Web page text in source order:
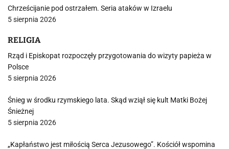
Chrześcijanie pod ostrzałem. Seria ataków w Izraelu
5 sierpnia 2026
RELIGIA
Rząd i Episkopat rozpoczęły przygotowania do wizyty papieża w
Polsce
5 sierpnia 2026
Śnieg w środku rzymskiego lata. Skąd wziął się kult Matki Bożej
Śnieżnej
5 sierpnia 2026
„Kapłaństwo jest miłością Serca Jezusowego”. Kościół wspomina